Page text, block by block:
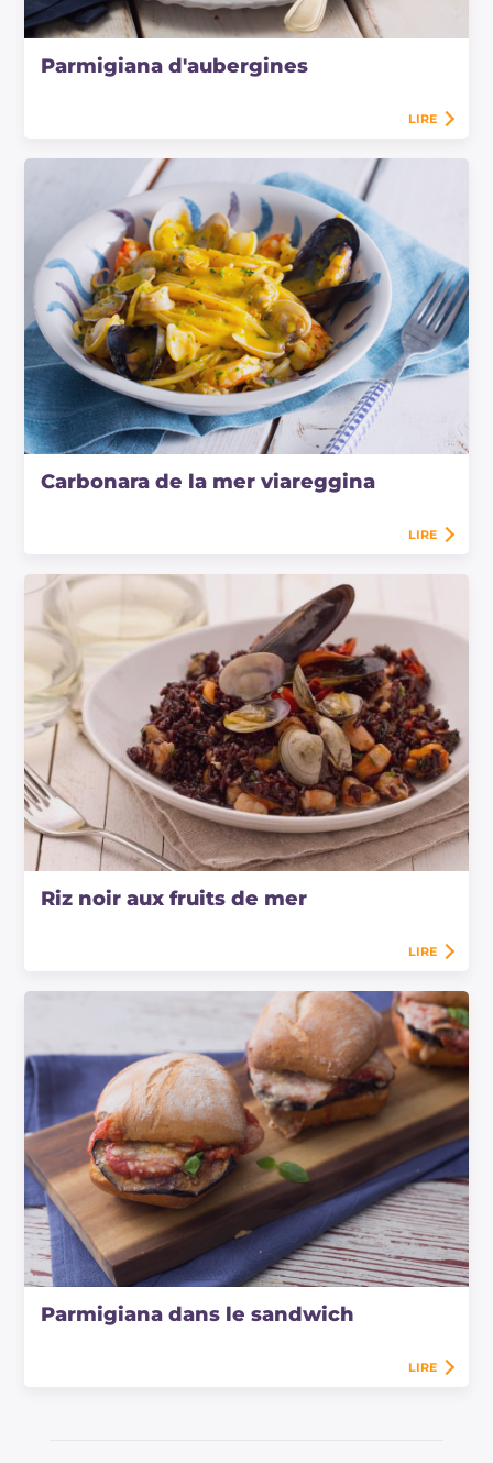
Parmigiana d'aubergines
LIRE
Carbonara de la mer viareggina
LIRE
Riz noir aux fruits de mer
LIRE
Parmigiana dans le sandwich
LIRE